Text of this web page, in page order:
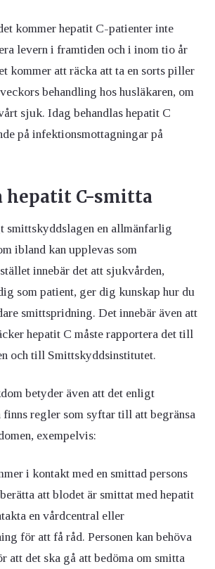
kommer hepatit C-patienter inte
levern i framtiden och i inom tio år
kommer att räcka att ta en sorts piller
behandling hos husläkaren, om
sjuk. Idag behandlas hepatit C
på infektionsmottagningar på
hepatit C-smitta
smittskyddslagen en allmänfarlig
ibland kan upplevas som
innebär det att sjukvården,
som patient, ger dig kunskap hur du
smittspridning. Det innebär även att
hepatit C måste rapportera det till
och till Smittskyddsinstitutet.
betyder även att det enligt
regler som syftar till att begränsa
exempelvis:
i kontakt med en smittad persons
att blodet är smittat med hepatit
en vårdcentral eller
för att få råd. Personen kan behöva
att det ska gå att bedöma om smitta